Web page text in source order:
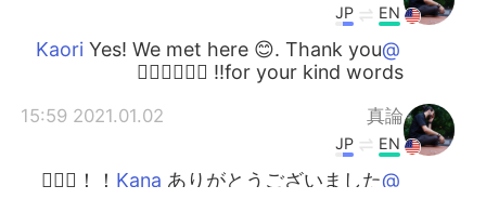
EN
JP
@Kaori
Yes! We met here 😊. Thank you
for your kind words!! 🙇🏻‍♂️🙇🏻‍♂️
真論
2021.01.02 15:59
EN
JP
@Kana
ありがとうございました！！🙆🏻‍♂️